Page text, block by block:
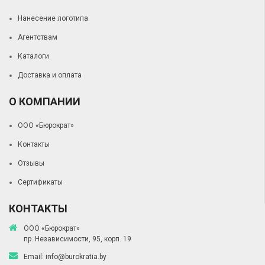
Нанесение логотипа
Агентствам
Каталоги
Доставка и оплата
О КОМПАНИИ
ООО «Бюрократ»
Контакты
Отзывы
Сертификаты
КОНТАКТЫ
ООО «Бюрократ»
пр. Независимости, 95, корп. 19
Email: info@burokratia.by